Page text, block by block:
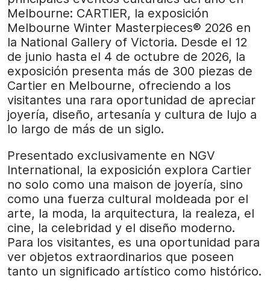
Melbourne: CARTIER, la exposición
Melbourne Winter Masterpieces® 2026 en
la National Gallery of Victoria. Desde el 12
de junio hasta el 4 de octubre de 2026, la
exposición presenta más de 300 piezas de
Cartier en Melbourne, ofreciendo a los
visitantes una rara oportunidad de apreciar
joyería, diseño, artesanía y cultura de lujo a
lo largo de más de un siglo.
Presentado exclusivamente en NGV
International, la exposición explora Cartier
no solo como una maison de joyería, sino
como una fuerza cultural moldeada por el
arte, la moda, la arquitectura, la realeza, el
cine, la celebridad y el diseño moderno.
Para los visitantes, es una oportunidad para
ver objetos extraordinarios que poseen
tanto un significado artístico como histórico.